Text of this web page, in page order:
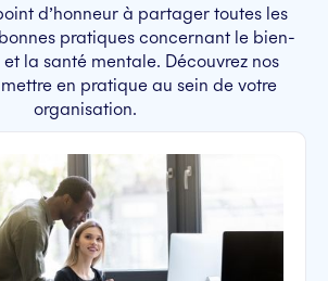
d’honneur à partager toutes les
pratiques concernant le bien-
la santé mentale. Découvrez nos
en pratique au sein de votre
organisation.